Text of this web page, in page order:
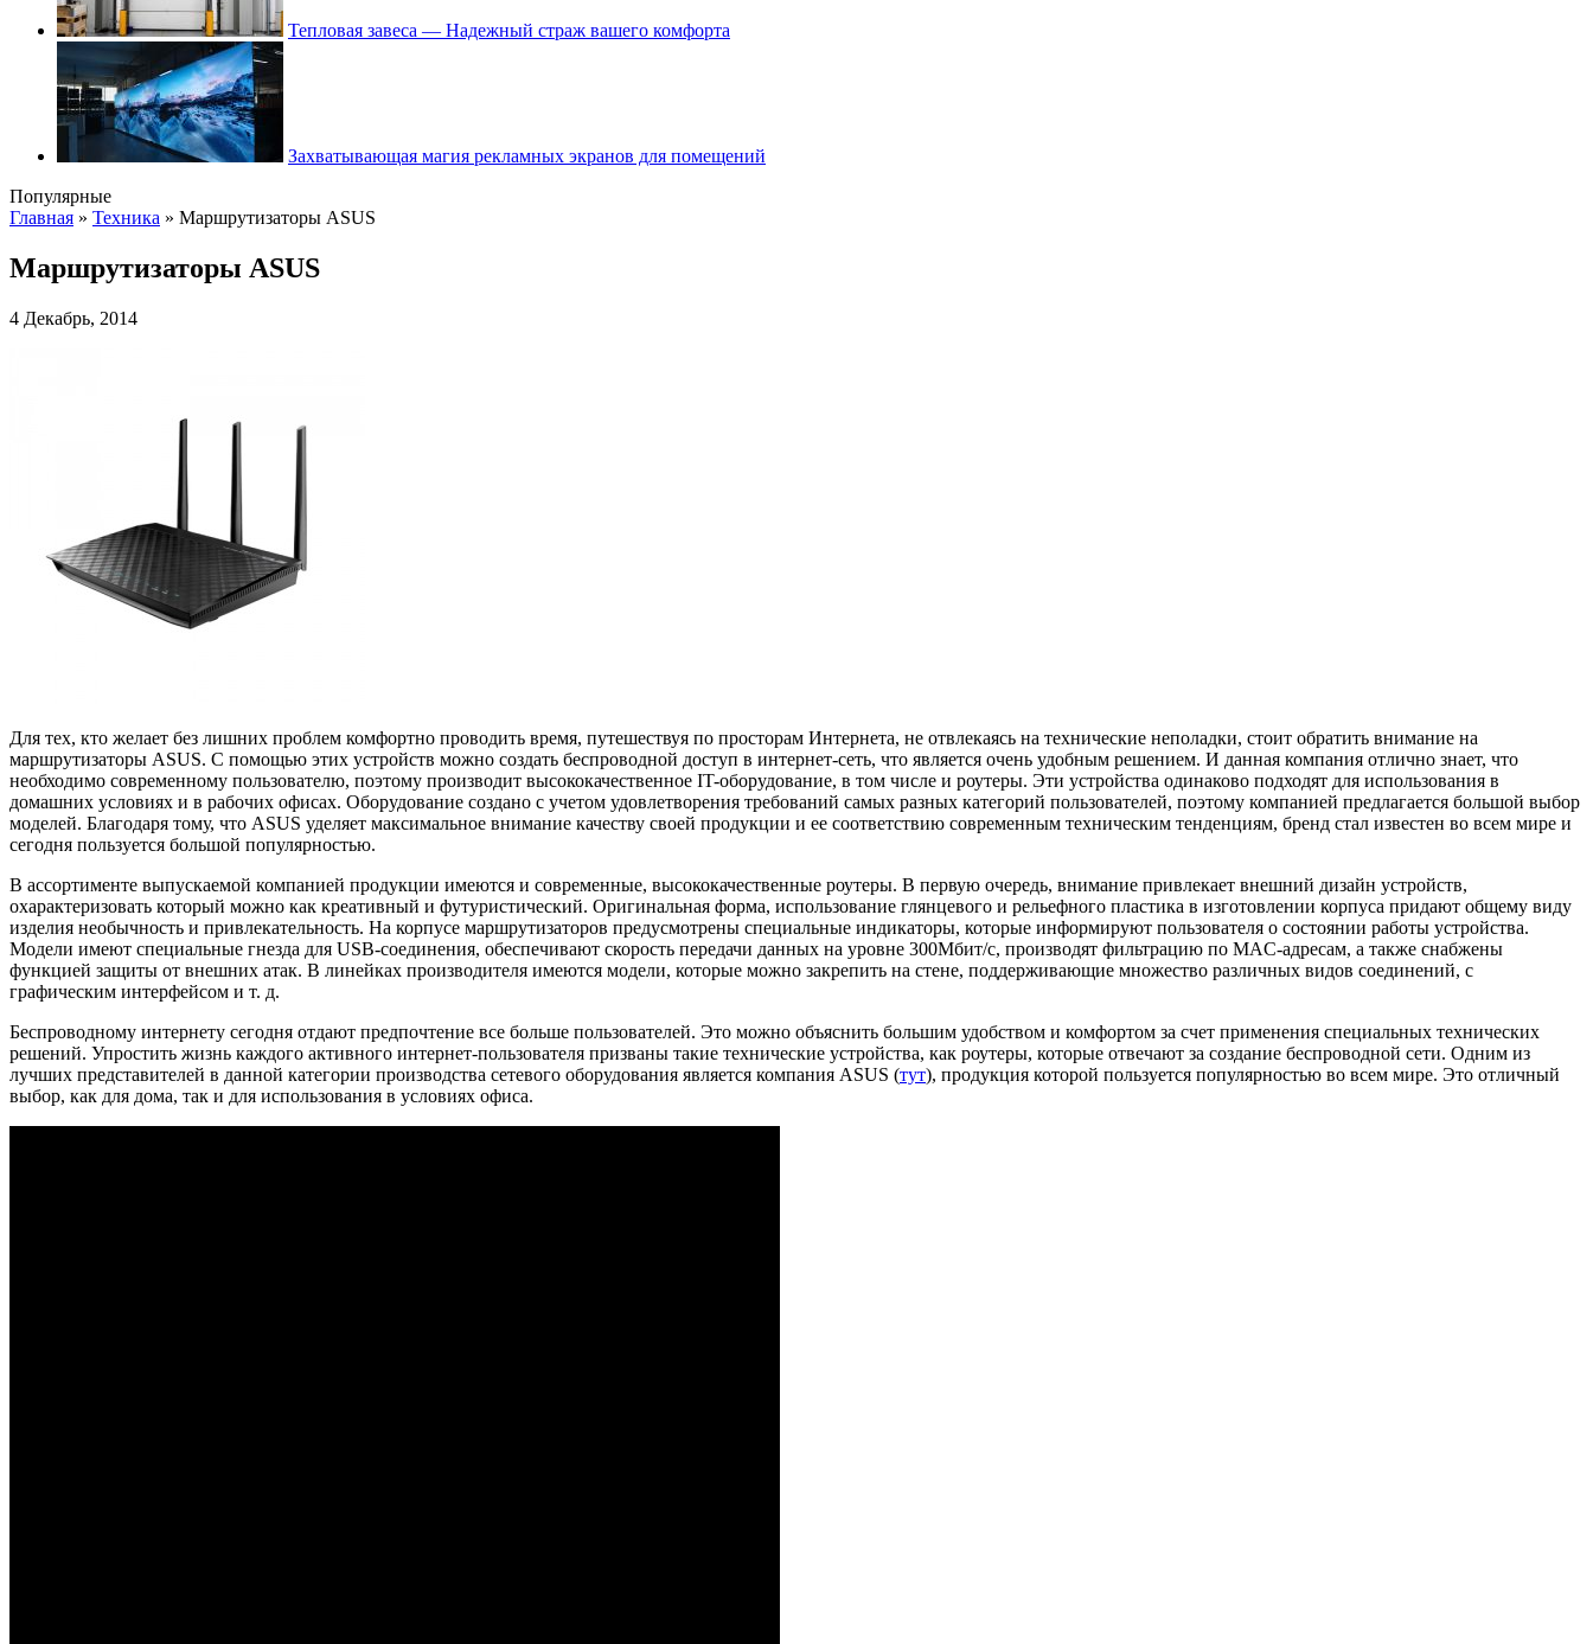
Тепловая завеса — Надежный страж вашего комфорта
Захватывающая магия рекламных экранов для помещений
Популярные
Главная » Техника » Маршрутизаторы ASUS
Маршрутизаторы ASUS
4 Декабрь, 2014
Для тех, кто желает без лишних проблем комфортно проводить время, путешествуя по просторам Интернета, не отвлекаясь на технические неполадки, стоит обратить внимание на
маршрутизаторы ASUS. С помощью этих устройств можно создать беспроводной доступ в интернет-сеть, что является очень удобным решением. И данная компания отлично знает, что
необходимо современному пользователю, поэтому производит высококачественное IT-оборудование, в том числе и роутеры. Эти устройства одинаково подходят для использования в
домашних условиях и в рабочих офисах. Оборудование создано с учетом удовлетворения требований самых разных категорий пользователей, поэтому компанией предлагается большой выбор
моделей. Благодаря тому, что ASUS уделяет максимальное внимание качеству своей продукции и ее соответствию современным техническим тенденциям, бренд стал известен во всем мире и
сегодня пользуется большой популярностью.
В ассортименте выпускаемой компанией продукции имеются и современные, высококачественные роутеры. В первую очередь, внимание привлекает внешний дизайн устройств,
охарактеризовать который можно как креативный и футуристический. Оригинальная форма, использование глянцевого и рельефного пластика в изготовлении корпуса придают общему виду
изделия необычность и привлекательность. На корпусе маршрутизаторов предусмотрены специальные индикаторы, которые информируют пользователя о состоянии работы устройства.
Модели имеют специальные гнезда для USB-соединения, обеспечивают скорость передачи данных на уровне 300Мбит/с, производят фильтрацию по MAC-адресам, а также снабжены
функцией защиты от внешних атак. В линейках производителя имеются модели, которые можно закрепить на стене, поддерживающие множество различных видов соединений, с
графическим интерфейсом и т. д.
Беспроводному интернету сегодня отдают предпочтение все больше пользователей. Это можно объяснить большим удобством и комфортом за счет применения специальных технических
решений. Упростить жизнь каждого активного интернет-пользователя призваны такие технические устройства, как роутеры, которые отвечают за создание беспроводной сети. Одним из
лучших представителей в данной категории производства сетевого оборудования является компания ASUS (тут), продукция которой пользуется популярностью во всем мире. Это отличный
выбор, как для дома, так и для использования в условиях офиса.